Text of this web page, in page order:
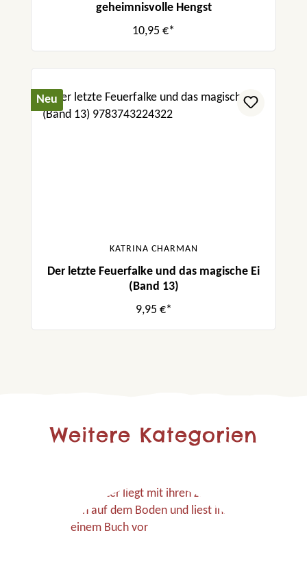
geheimnisvolle Hengst
10,95 €*
Neu
KATRINA CHARMAN
Der letzte Feuerfalke und das magische Ei
(Band 13)
9,95 €*
Weitere Kategorien